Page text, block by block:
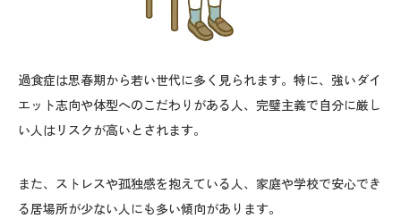
過食症は思春期から若い世代に多く見られます。特に、強いダイ
エット志向や体型へのこだわりがある人、完璧主義で自分に厳し
い人はリスクが高いとされます。
また、ストレスや孤独感を抱えている人、家庭や学校で安心でき
る居場所が少ない人にも多い傾向があります。